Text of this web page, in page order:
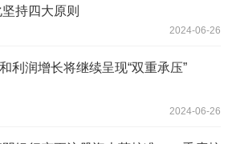
持四大原则
2024-06-26
利润增长将继续呈现“双重承压”
2024-06-26